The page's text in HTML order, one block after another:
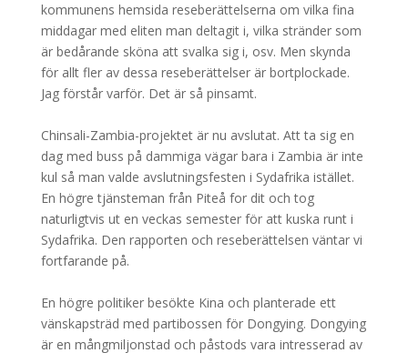
kommunens hemsida reseberättelserna om vilka fina
middagar med eliten man deltagit i, vilka stränder som
är bedårande sköna att svalka sig i, osv. Men skynda
för allt fler av dessa reseberättelser är bortplockade.
Jag förstår varför. Det är så pinsamt.
Chinsali-Zambia-projektet är nu avslutat. Att ta sig en
dag med buss på dammiga vägar bara i Zambia är inte
kul så man valde avslutningsfesten i Sydafrika istället.
En högre tjänsteman från Piteå for dit och tog
naturligtvis ut en veckas semester för att kuska runt i
Sydafrika. Den rapporten och reseberättelsen väntar vi
fortfarande på.
En högre politiker besökte Kina och planterade ett
vänskapsträd med partibossen för Dongying. Dongying
är en mångmiljonstad och påstods vara intresserad av